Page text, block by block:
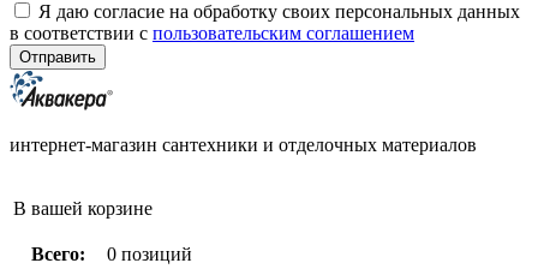
Я даю согласие на обработку своих персональных данных
в соответствии с пользовательским соглашением
интернет-магазин сантехники и отделочных материалов
В вашей корзине
Всего:
0 позиций